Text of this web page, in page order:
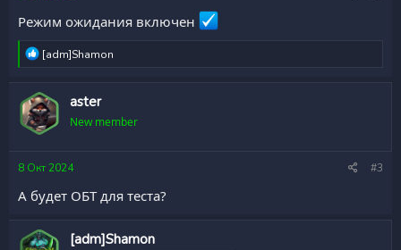
Режим ожидания включен
Р
к
ц
и
и
[adm]Shamon
aster
New member
8 Окт 2024 #3
А будет ОБТ для теста?
[adm]Shamon